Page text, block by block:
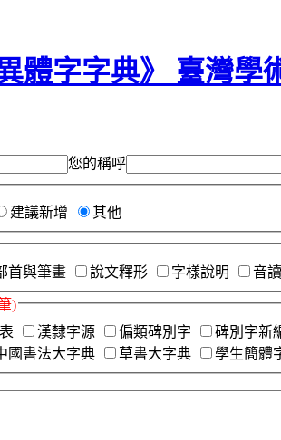
您的稱呼
建議新增 其他
首與筆畫 說文釋形 字樣說明 音
)
漢隸字源 偏類碑別字 碑別字新
國書法大字典 草書大字典 學生簡體